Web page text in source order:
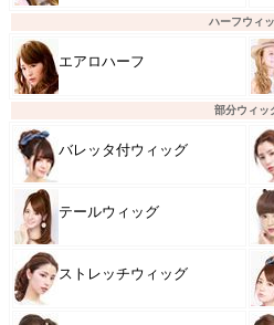
ハーフウィ
エアロハーフ
部分ウィッ
バレッタ付ウィッグ
テールウィッグ
ストレッチウィッグ